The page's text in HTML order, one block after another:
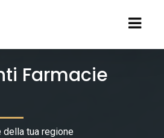
Farmacie
tua regione